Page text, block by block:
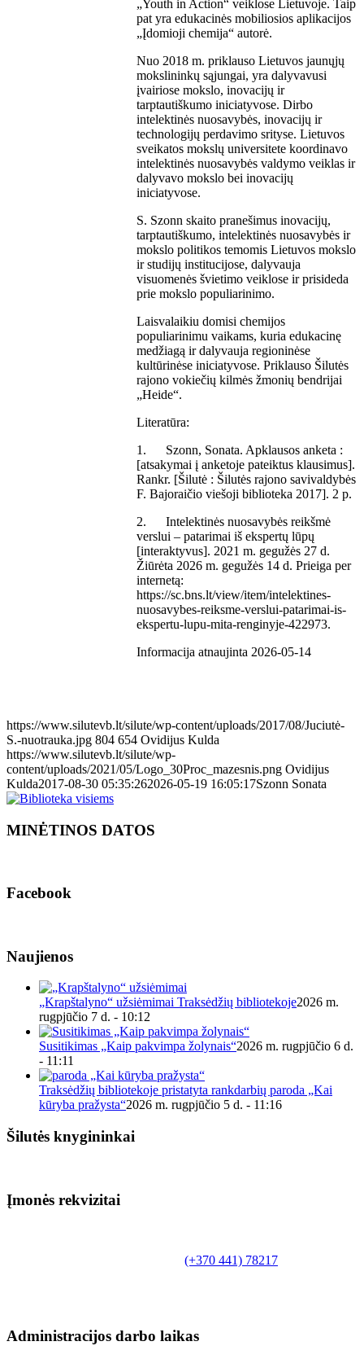
„Youth in Action“ veiklose Lietuvoje. Taip
pat yra edukacinės mobiliosios aplikacijos
„Įdomioji chemija“ autorė.
Nuo 2018 m. priklauso Lietuvos jaunųjų
mokslininkų sąjungai, yra dalyvavusi
įvairiose mokslo, inovacijų ir
tarptautiškumo iniciatyvose. Dirbo
intelektinės nuosavybės, inovacijų ir
technologijų perdavimo srityse. Lietuvos
sveikatos mokslų universitete koordinavo
intelektinės nuosavybės valdymo veiklas ir
dalyvavo mokslo bei inovacijų
iniciatyvose.
S. Szonn skaito pranešimus inovacijų,
tarptautiškumo, intelektinės nuosavybės ir
mokslo politikos temomis Lietuvos mokslo
ir studijų institucijose, dalyvauja
visuomenės švietimo veiklose ir prisideda
prie mokslo populiarinimo.
Laisvalaikiu domisi chemijos
populiarinimu vaikams, kuria edukacinę
medžiagą ir dalyvauja regioninėse
kultūrinėse iniciatyvose. Priklauso Šilutės
rajono vokiečių kilmės žmonių bendrijai
„Heide“.
Literatūra:
1. Szonn, Sonata. Apklausos anketa :
[atsakymai į anketoje pateiktus klausimus].
Rankr. [Šilutė : Šilutės rajono savivaldybės
F. Bajoraičio viešoji biblioteka 2017]. 2 p.
2. Intelektinės nuosavybės reikšmė
verslui – patarimai iš ekspertų lūpų
[interaktyvus]. 2021 m. gegužės 27 d.
Žiūrėta 2026 m. gegužės 14 d. Prieiga per
internetą:
https://sc.bns.lt/view/item/intelektines-
nuosavybes-reiksme-verslui-patarimai-is-
ekspertu-lupu-mita-renginyje-422973.
Informacija atnaujinta 2026-05-14
https://www.silutevb.lt/silute/wp-content/uploads/2017/08/Juciutė-
S.-nuotrauka.jpg 804 654 Ovidijus Kulda
https://www.silutevb.lt/silute/wp-
content/uploads/2021/05/Logo_30Proc_mazesnis.png Ovidijus
Kulda2017-08-30 05:35:262026-05-19 16:05:17Szonn Sonata
MINĖTINOS DATOS
Facebook
Naujienos
„Krapštalyno“ užsiėmimai Traksėdžių bibliotekoje2026 m.
rugpjūčio 7 d. - 10:12
Susitikimas „Kaip pakvimpa žolynais“2026 m. rugpjūčio 6 d.
- 11:11
Traksėdžių bibliotekoje pristatyta rankdarbių paroda „Kai
kūryba pražysta“2026 m. rugpjūčio 5 d. - 11:16
Šilutės knygininkai
Įmonės rekvizitai
(+370 441) 78217
Administracijos darbo laikas